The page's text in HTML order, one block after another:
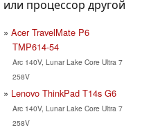
или процессор другой
Acer TravelMate P6
TMP614-54
Arc 140V, Lunar Lake Core Ultra 7
258V
Lenovo ThinkPad T14s G6
Arc 140V, Lunar Lake Core Ultra 7
258V